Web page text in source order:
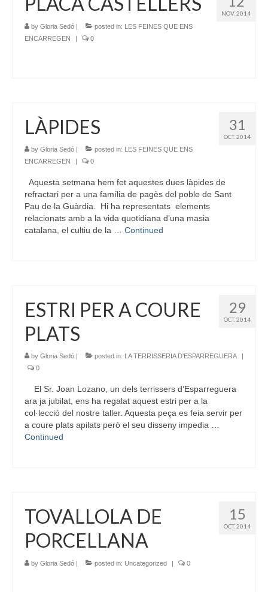
NOV. 2014
by Gloria Sedó | posted in: LES FEINES QUE ENS
ENCARREGEN
| 0
31
OCT. 2014
LÀPIDES
by Gloria Sedó | posted in: LES FEINES QUE ENS
ENCARREGEN
| 0
Aquesta setmana hem fet aquestes dues làpides de
refractari per a una família de pagès del poble de Sant
Pau de la Guàrdia. Hi ha representats elements
relacionats amb a la vida quotidiana d’una masia
catalana, el cultiu de la … Continued
29
OCT. 2014
ESTRI PER A COURE
PLATS
by Gloria Sedó posted in: LA TERRISSERIA D'ESPARREGUERA
0
El Sr. Joan Lozano, un dels terrissers d’Esparreguera
ara ja jubilat, ens ha regalat aquest estri per a la
col·lecció del nostre taller. Aquesta peça es feia servir per
a coure plats apilats però el seu disseny impedia …
Continued
15
OCT. 2014
TOVALLOLA DE
PORCELLANA
by Gloria Sedó | posted in: Uncategorized | 0